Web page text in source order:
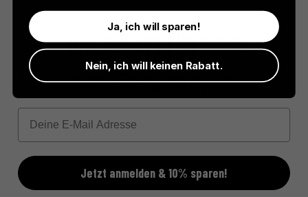
10% RABATT FÜR DICH!
Psst - Du möchtest 10% Rabatt für deine erste Bestellung?
Email
Jetzt anmelden & 10% sparen!
Ja, ich will sparen!
Nein, ich will keinen Rabatt.